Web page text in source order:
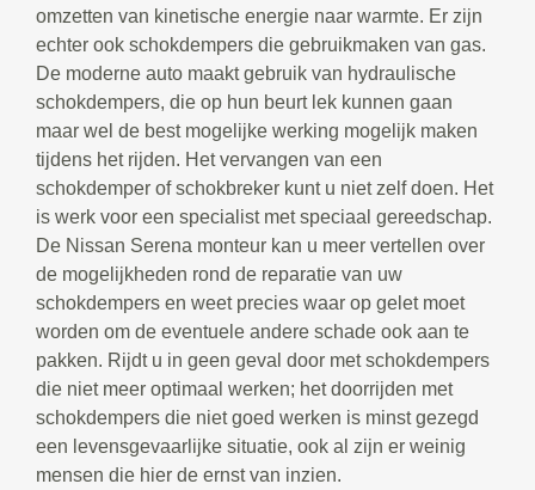
omzetten van kinetische energie naar warmte. Er zijn
echter ook schokdempers die gebruikmaken van gas.
De moderne auto maakt gebruik van hydraulische
schokdempers, die op hun beurt lek kunnen gaan
maar wel de best mogelijke werking mogelijk maken
tijdens het rijden. Het vervangen van een
schokdemper of schokbreker kunt u niet zelf doen. Het
is werk voor een specialist met speciaal gereedschap.
De Nissan Serena monteur kan u meer vertellen over
de mogelijkheden rond de reparatie van uw
schokdempers en weet precies waar op gelet moet
worden om de eventuele andere schade ook aan te
pakken. Rijdt u in geen geval door met schokdempers
die niet meer optimaal werken; het doorrijden met
schokdempers die niet goed werken is minst gezegd
een levensgevaarlijke situatie, ook al zijn er weinig
mensen die hier de ernst van inzien.